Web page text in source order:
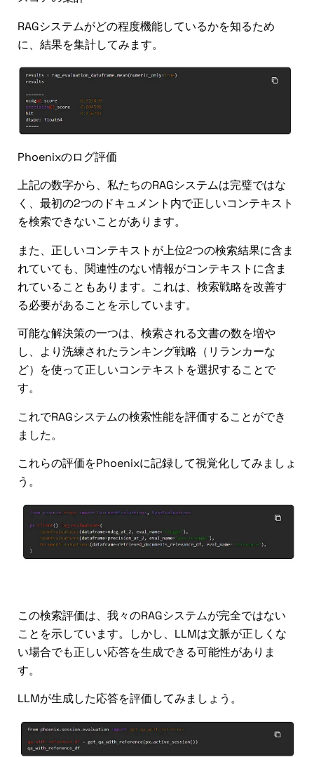
RAGシステムがどの程度機能しているかを知るため
に、結果を集計してみます。
Phoenixのログ評価
上記の数字から、私たちのRAGシステムは完璧ではな
く、最初の2つのドキュメント内で正しいコンテキスト
を検索できないことがあります。
また、正しいコンテキストが上位2つの検索結果に含ま
れていても、関連性のない情報がコンテキストに含ま
れていることもあります。これは、検索戦略を改善す
る必要があることを示しています。
可能な解決策の一つは、検索される文書の数を増や
し、より洗練されたランキング戦略（リランカーな
ど）を使って正しいコンテキストを選択することで
す。
これでRAGシステムの検索性能を評価することができ
ました。
これらの評価をPhoenixに記録して視覚化してみましょ
う。
この検索評価は、我々のRAGシステムが完全ではない
ことを示しています。しかし、LLMは文脈が正しくな
い場合でも正しい応答を生成できる可能性がありま
す。
LLMが生成した応答を評価してみましょう。